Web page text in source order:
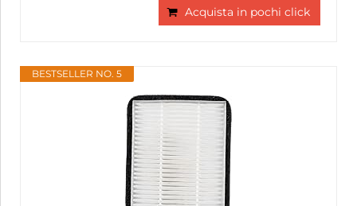
Acquista in pochi click
BESTSELLER NO. 5